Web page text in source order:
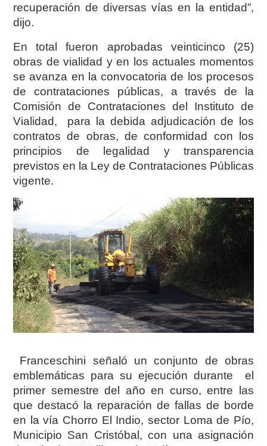
recuperación de diversas vías en la entidad”,
dijo.
En total fueron aprobadas veinticinco (25)
obras de vialidad y en los actuales momentos
se avanza en la convocatoria de los procesos
de contrataciones públicas, a través de la
Comisión de Contrataciones del Instituto de
Vialidad, para la debida adjudicación de los
contratos de obras, de conformidad con los
principios de legalidad y transparencia
previstos en la Ley de Contrataciones Públicas
vigente.
Franceschini señaló un conjunto de obras
emblemáticas para su ejecución durante el
primer semestre del año en curso, entre las
que destacó la reparación de fallas de borde
en la vía Chorro El Indio, sector Loma de Pío,
Municipio San Cristóbal, con una asignación